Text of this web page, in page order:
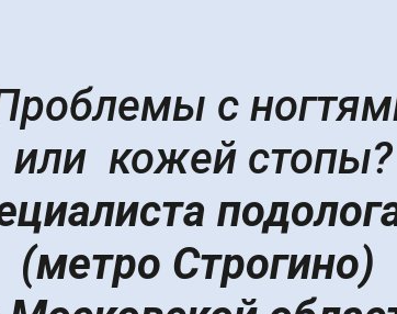
с
или кожей стопы?
(метро Строгино)